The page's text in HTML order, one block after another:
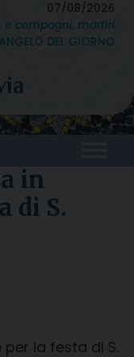
07/08/2026
e compagni, martiri
DEL GIORNO
in
di S.
la festa di S.